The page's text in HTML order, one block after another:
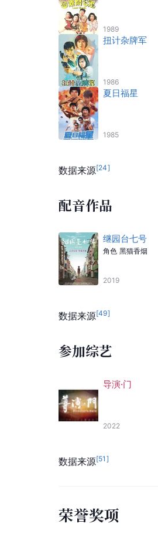
1989
扭计杂牌军
1986
夏日福星
1985
数据来源[24]
配音作品
继园台七号
角色 黑猫香烟
2019
数据来源[49]
参加综艺
导演·门
2022
数据来源[51 ]
荣誉奖项